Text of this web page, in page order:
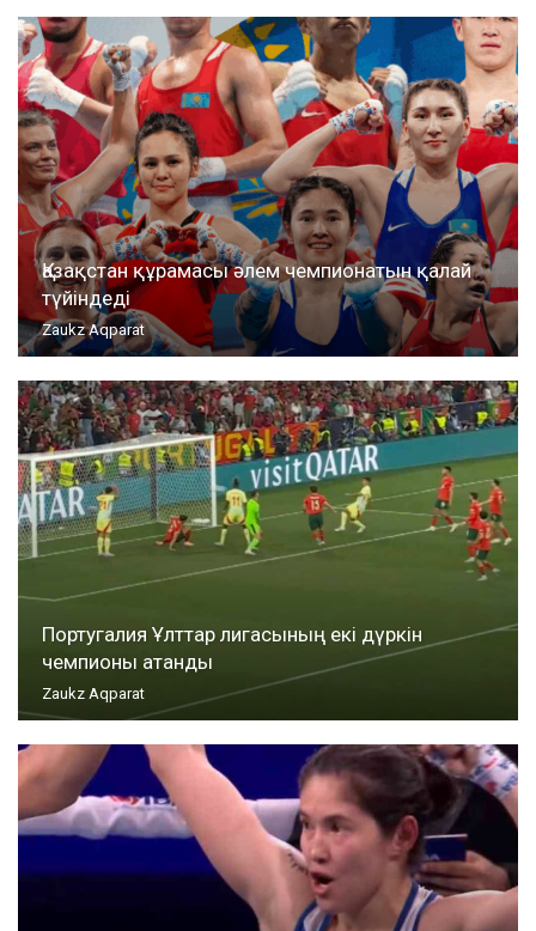
Қазақстан құрамасы әлем чемпионатын қалай
түйіндеді
Zaukz Aqparat
Португалия Ұлттар лигасының екі дүркін
чемпионы атанды
Zaukz Aqparat